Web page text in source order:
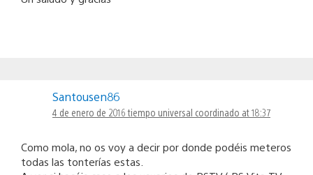
Santousen86
4 de enero de 2016 tiempo universal coordinado at 18:37
Como mola, no os voy a decir por donde podéis meteros
todas las tonterías estas.